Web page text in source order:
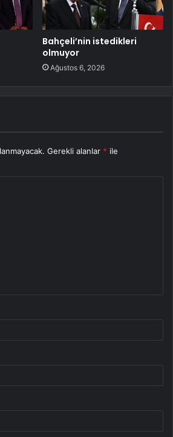
Bahçeli’nin istedikleri
olmuyor
Ağustos 6, 2026
Gerekli alanlar * ile